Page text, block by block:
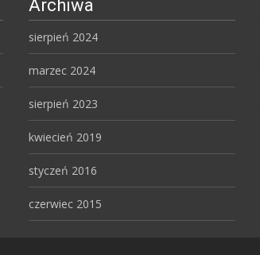
Archiwa
sierpień 2024
marzec 2024
sierpień 2023
kwiecień 2019
styczeń 2016
czerwiec 2015